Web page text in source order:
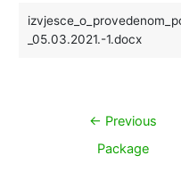
_05.03.2021.-1.docx
Navigacija
← Previous
Package